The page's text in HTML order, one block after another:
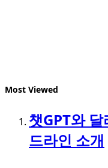
Most Viewed
챗GPT와
드라인 소개